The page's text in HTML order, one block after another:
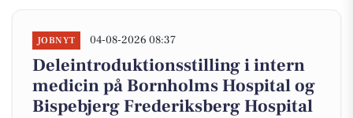
JOBNYT 04-08-2026 08:37
Deleintroduktionsstilling i intern
medicin på Bornholms Hospital og
Bispebjerg Frederiksberg Hospital